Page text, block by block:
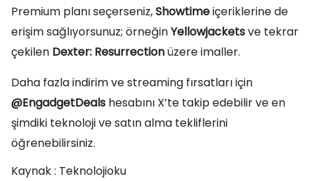
Premium planı seçerseniz,Showtimeiçeriklerine de
erişim sağlıyorsunuz; örneğinYellowjacketsve tekrar
çekilen Dexter: Resurrectionüzere imaller.
Daha fazla indirim ve streaming fırsatları için
@EngadgetDeals hesabını X’te takip edebilir ve en
şimdiki teknoloji ve satın alma tekliflerini
öğrenebilirsiniz.
Kaynak : Teknolojioku